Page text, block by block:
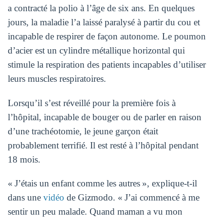
a contracté la polio à l’âge de six ans. En quelques
jours, la maladie l’a laissé paralysé à partir du cou et
incapable de respirer de façon autonome. Le poumon
d’acier est un cylindre métallique horizontal qui
stimule la respiration des patients incapables d’utiliser
leurs muscles respiratoires.
Lorsqu’il s’est réveillé pour la première fois à
l’hôpital, incapable de bouger ou de parler en raison
d’une trachéotomie, le jeune garçon était
probablement terrifié. Il est resté à l’hôpital pendant
18 mois.
« J’étais un enfant comme les autres », explique-t-il
dans une vidéo de Gizmodo. « J’ai commencé à me
sentir un peu malade. Quand maman a vu mon